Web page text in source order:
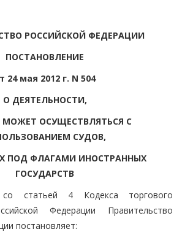
РОССИЙСКОЙ ФЕДЕРАЦИИ
ПОСТАНОВЛЕНИЕ
24 мая 2012 г. N 504
О ДЕЯТЕЛЬНОСТИ,
МОЖЕТ ОСУЩЕСТВЛЯТЬСЯ С
СУДОВ,
ПОД ФЛАГАМИ ИНОСТРАННЫХ
ГОСУДАРСТВ
статьей 4 Кодекса торгового
Федерации Правительство
постановляет: